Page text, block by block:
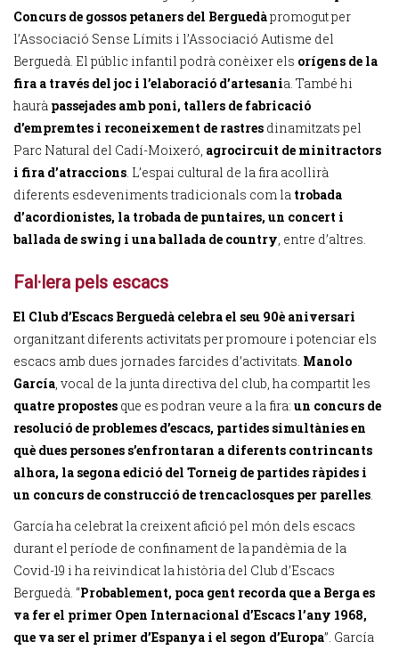
Concurs de gossos petaners del Berguedàpromogut per
l’Associació Sense Límits i l’Associació Autisme del
Berguedà. El públic infantil podrà conèixer els orígens de la
fira a través del joc i l’elaboració d’artesania. També hi
haurà passejades amb poni, tallers de fabricació
d’empremtes i reconeixement de rastres dinamitzats pel
Parc Natural del Cadí-Moixeró, agrocircuit de minitractors
i fira d’atraccions. L’espai cultural de la fira acollirà
diferents esdeveniments tradicionals com la trobada
d’acordionistes, la trobada de puntaires, un concert i
ballada de swing i una ballada de country, entre d’altres.
Fal·lera pels escacs
El Club d’Escacs Berguedà celebra el seu 90è aniversari
organitzant diferents activitats per promoure i potenciar els
escacs amb dues jornades farcides d’activitats. Manolo
García, vocal de la junta directiva del club, ha compartit les
quatre propostes que es podran veure a la fira: un concurs de
resolució de problemes d’escacs, partides simultànies en
què dues persones s’enfrontaran a diferents contrincants
alhora, la segona edició del Torneig de partides ràpides i
un concurs de construcció de trencaclosques per parelles.
García ha celebrat la creixent afició pel món dels escacs
durant el període de confinament de la pandèmia de la
Covid-19 i ha reivindicat la història del Club d’Escacs
Berguedà. “Probablement, poca gent recorda que a Berga es
va fer el primer Open Internacional d’Escacs l’any 1968,
que va ser el primer d’Espanya i el segon d’Europa”. García